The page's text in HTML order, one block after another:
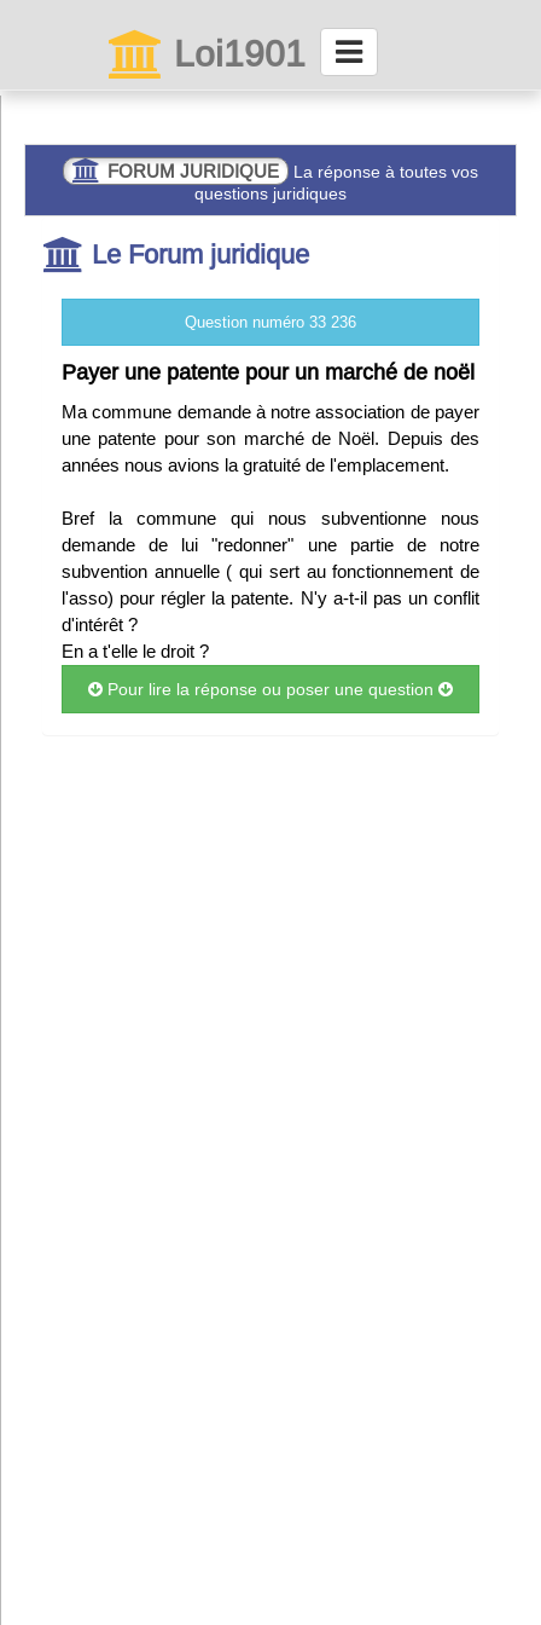
Loi1901
Connexion
Abonnez-vous à LettrAsso
Menu général
ServiceAsso
Partager
Infos
Abo Lettrasso
COMMUNICASSO Affichez-vous auprès des
associations
Le Forum juridique
Question numéro 33 236
Payer une patente pour un marché de noël
Ma commune demande à notre association de payer
une patente pour son marché de Noël. Depuis des
années nous avions la gratuité de l'emplacement.
Bref la commune qui nous subventionne nous
demande de lui "redonner" une partie de notre
subvention annuelle ( qui sert au fonctionnement de
l'asso) pour régler la patente. N'y a-t-il pas un conflit
d'intérêt ?
En a t'elle le droit ?
Pour lire la réponse ou poser une question